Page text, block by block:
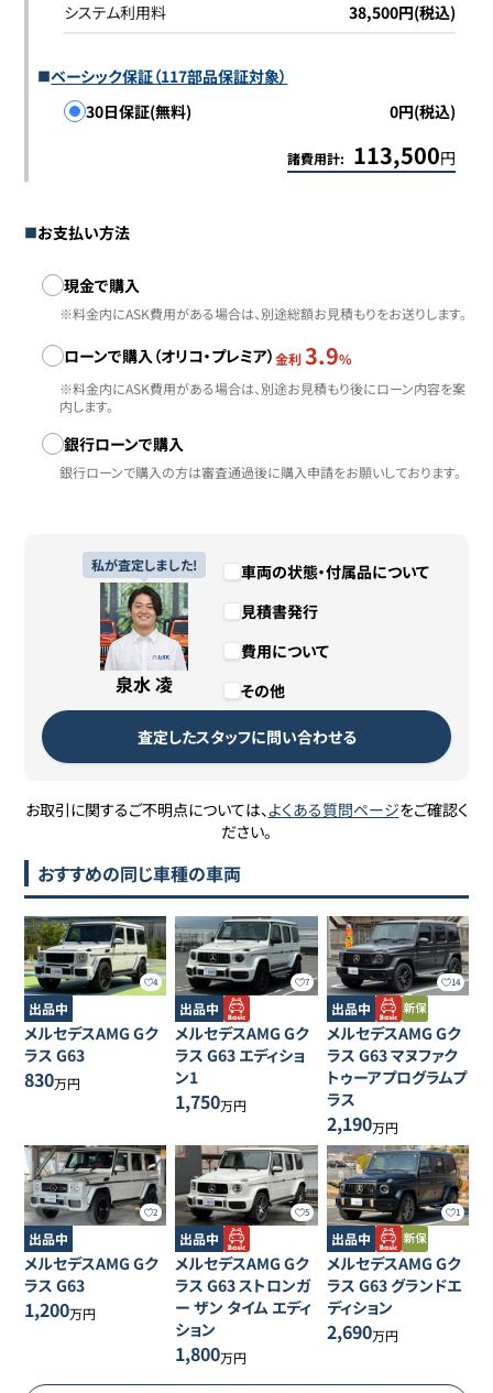
システム利用料 38,500円(税込)
ベーシック保証（117部品保証対象）
30日保証(無料)
0円(税込)
諸費用計: 113,500円
お支払い方法
お支払い方法
現金で購入
※料金内にASK費用がある場合は、別途総額お見積もりをお送りします。
ローンで購入（オリコ・プレミア）金利 3.9%
※料金内にASK費用がある場合は、別途お見積もり後にローン内容を案
内します。
銀行ローンで購入
銀行ローンで購入の方は審査通過後に購入申請をお願いしております。
私が査定しました!
泉水 凌
車両の状態・付属品について
見積書発行
費用について
その他
査定したスタッフに問い合わせる
お取引に関するご不明点については、よくある質問ページをご確認く
ださい。
おすすめの同じ車種の車両
4
出品中
メルセデスAMG Gク
ラス G63
830万円
7
出品中
メルセデスAMG Gク
ラス G63 エディショ
ン1
1,750万円
14
出品中
メルセデスAMG Gク
ラス G63 マヌファク
トゥーアプログラムプ
ラス
2,190万円
2
出品中
メルセデスAMG Gク
ラス G63
1,200万円
5
出品中
メルセデスAMG Gク
ラス G63 ストロンガ
ー ザン タイム エディ
ション
1,800万円
1
出品中
メルセデスAMG Gク
ラス G63 グランドエ
ディション
2,690万円